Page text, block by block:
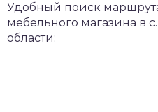
Удобный поиск
мебельного магазина в
области: